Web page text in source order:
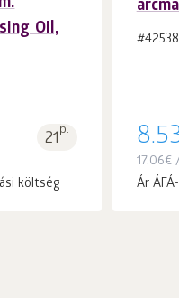
Oil,
21p.
költség
17.06€/
Ár